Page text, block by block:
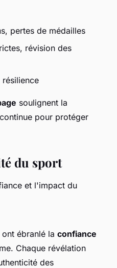
pertes de médailles
révision des
résilience
soulignent la
pour protéger
du sport
et l'impact du
ont ébranlé la confiance
Chaque révélation
des